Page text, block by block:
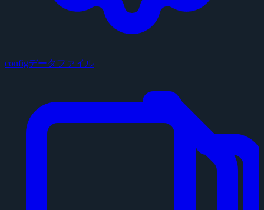
configデータファイル